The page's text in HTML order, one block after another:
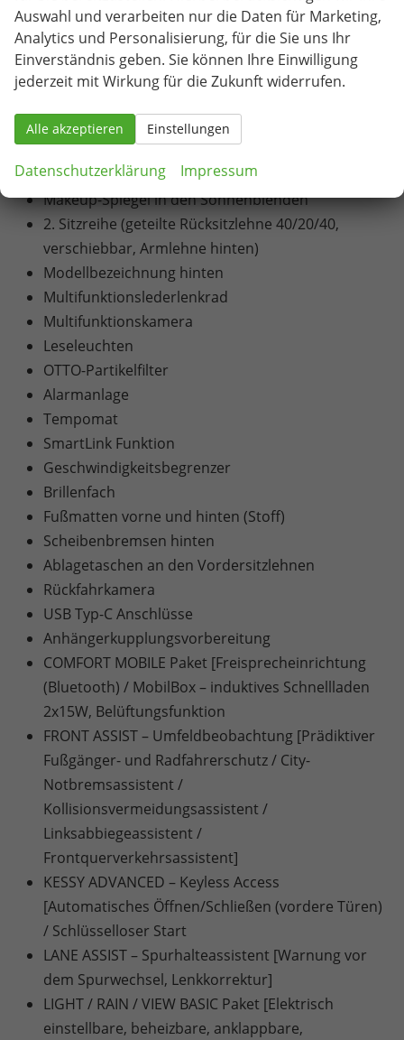
LED-Ambientebeleuchtung
LED-Rückleuchten
Airbags (Fahrer- und Beifahrer-Frontairbag
(Beifahrer abschaltbar), Vorhangairbags vorne
(Fahrer/Beifahrer), mittlerer Airbag vorne
(Fahrerseite))
Höhenverstellbare Kopfstützen vorne und hinten
Makeup-Spiegel in den Sonnenblenden
2. Sitzreihe (geteilte Rücksitzlehne 40/20/40,
verschiebbar, Armlehne hinten)
Modellbezeichnung hinten
Multifunktionslederlenkrad
Multifunktionskamera
Leseleuchten
OTTO-Partikelfilter
Alarmanlage
Tempomat
SmartLink Funktion
Geschwindigkeitsbegrenzer
Brillenfach
Fußmatten vorne und hinten (Stoff)
Scheibenbremsen hinten
Ablagetaschen an den Vordersitzlehnen
Rückfahrkamera
USB Typ-C Anschlüsse
Anhängerkupplungsvorbereitung
COMFORT MOBILE Paket [Freisprecheinrichtung
(Bluetooth) / MobilBox – induktives Schnellladen
2x15W, Belüftungsfunktion
FRONT ASSIST – Umfeldbeobachtung [Prädiktiver
Fußgänger- und Radfahrerschutz / City-
Notbremsassistent /
Kollisionsvermeidungsassistent /
Linksabbiegeassistent /
Frontquerverkehrsassistent]
KESSY ADVANCED – Keyless Access
[Automatisches Öffnen/Schließen (vordere Türen)
/ Schlüsselloser Start
LANE ASSIST – Spurhalteassistent [Warnung vor
dem Spurwechsel, Lenkkorrektur]
LIGHT / RAIN / VIEW BASIC Paket [Elektrisch
einstellbare, beheizbare, anklappbare,
Auswahl und verarbeiten nur die Daten für Marketing,
Analytics und Personalisierung, für die Sie uns Ihr
Einverständnis geben. Sie können Ihre Einwilligung
jederzeit mit Wirkung für die Zukunft widerrufen.
Alle akzeptieren Einstellungen
Datenschutzerklärung Impressum